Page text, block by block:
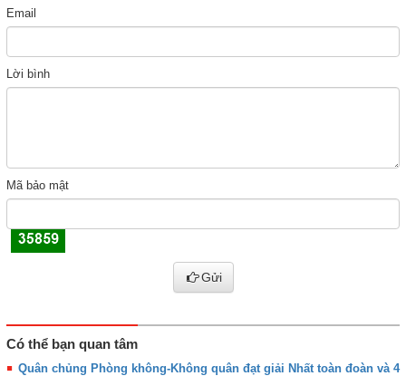
Email
Lời bình
Mã bảo mật
Gửi
Có thể bạn quan tâm
Quân chủng Phòng không-Không quân đạt giải Nhất toàn đoàn và 4